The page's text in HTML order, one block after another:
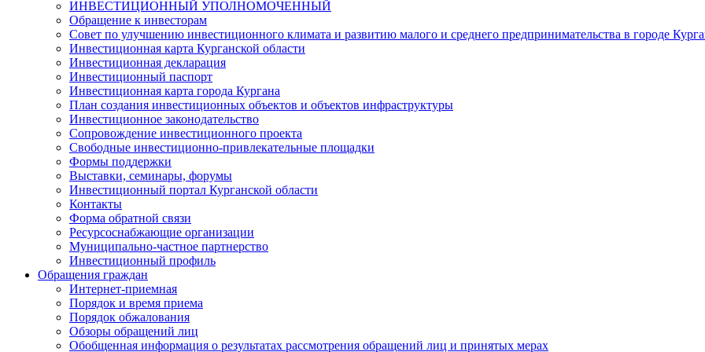
ИНВЕСТИЦИОННЫЙ УПОЛНОМОЧЕННЫЙ
Обращение к инвесторам
Совет по улучшению инвестиционного климата и развитию малого и среднего предпринимательства в городе
Инвестиционная карта Курганской области
Инвестиционная декларация
Инвестиционный паспорт
Инвестиционная карта города Кургана
План создания инвестиционных объектов и объектов инфраструктуры
Инвестиционное законодательство
Сопровождение инвестиционного проекта
Свободные инвестиционно-привлекательные площадки
Формы поддержки
Выставки, семинары, форумы
Инвестиционный портал Курганской области
Контакты
Форма обратной связи
Ресурсоснабжающие организации
Муниципально-частное партнерство
Инвестиционный профиль
Обращения граждан
Интернет-приемная
Порядок и время приема
Порядок обжалования
Обзоры обращений лиц
Обобщенная информация о результатах рассмотрения обращений лиц и принятых мерах